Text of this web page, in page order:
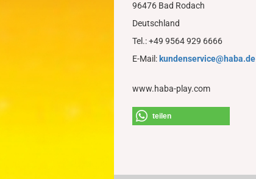
96476 Bad Rodach
Deutschland
Tel.: +49 9564 929 6666
E-Mail: kundenservice@haba.de
www.haba-play.com
teilen